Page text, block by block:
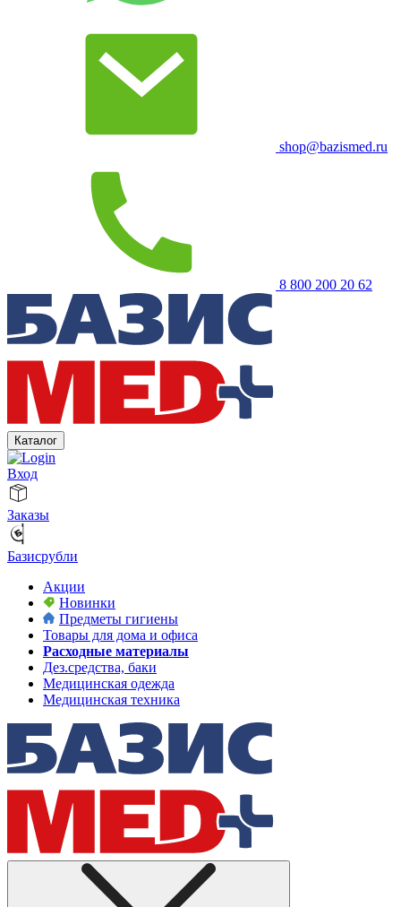
shop@bazismed.ru
8 800 200 20 62
Каталог
Вход
Заказы
Базисрубли
Акции
Новинки
Предметы гигиены
Товары для дома и офиса
Расходные материалы
Дез.средства, баки
Медицинская одежда
Медицинская техника